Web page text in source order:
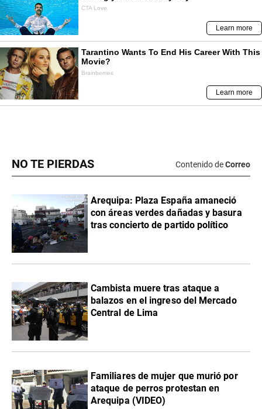
NO TE PIERDAS Contenido deCorreo
Arequipa: Plaza España amaneció
con áreas verdes dañadas y basura
tras concierto de partido político
Cambista muere tras ataque a
balazos en el ingreso del Mercado
Central de Lima
Familiares de mujer que murió por
ataque de perros protestan en
Arequipa (VIDEO)